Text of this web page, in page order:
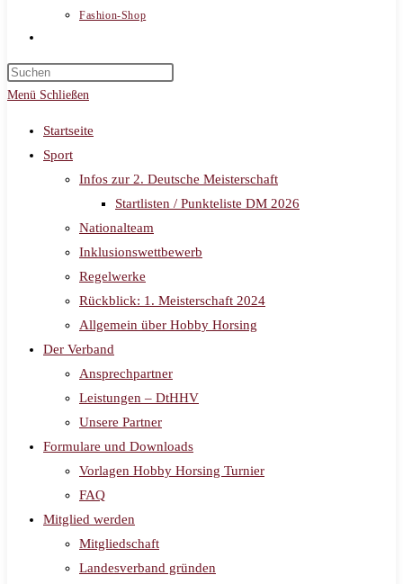
Fashion-Shop
umschalten
Menü Schließen
Startseite
Sport
Infos zur 2. Deutsche Meisterschaft
Startlisten / Punkteliste DM 2026
Nationalteam
Inklusionswettbewerb
Regelwerke
Rückblick: 1. Meisterschaft 2024
Allgemein über Hobby Horsing
Der Verband
Ansprechpartner
Leistungen – DtHHV
Unsere Partner
Formulare und Downloads
Vorlagen Hobby Horsing Turnier
FAQ
Mitglied werden
Mitgliedschaft
Landesverband gründen